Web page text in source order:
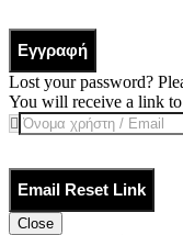
Εγγραφή
Lost your password?
You will receive a link
Email Reset Link
Close